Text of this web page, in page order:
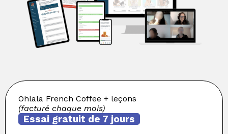
Ohlala French Coffee + leçons
(facturé chaque mois)
Essai gratuit de 7 jours